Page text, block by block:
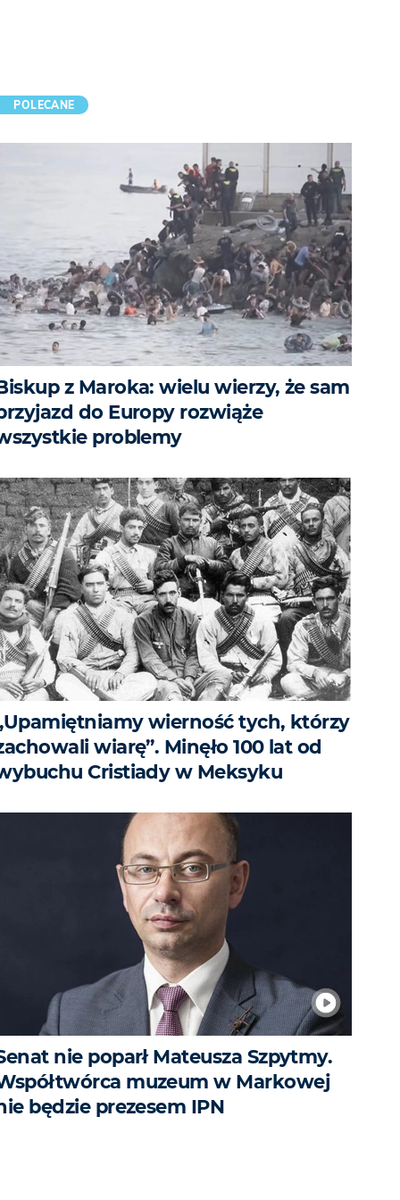
POLECANE
z Maroka: wielu wierzy, że sam
do Europy rozwiąże
problemy
wierność tych, którzy
wiarę”. Minęło 100 lat od
Cristiady w Meksyku
nie poparł Mateusza Szpytmy.
muzeum w Markowej
będzie prezesem IPN